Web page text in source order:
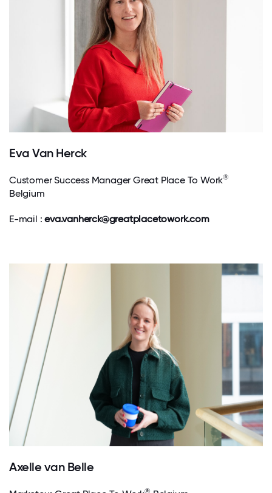
Eva Van Herck
Customer Success Manager Great Place To Work®
Belgium
E-mail :eva.vanherck@greatplacetowork.com
Axelle van Belle
®